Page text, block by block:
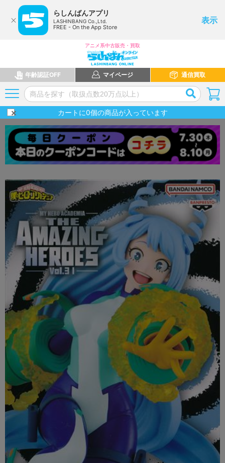
らしんばんアプリ
LASHINBANG Co.,Ltd.
FREE - On the App Store
表示
アニメ系中古販売・買取
年齢認証OFF マイページ 通信買取
カートに0個の商品が入っています